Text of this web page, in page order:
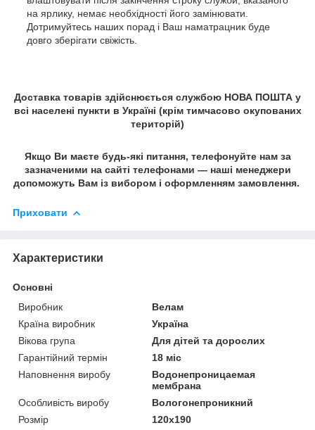
на ярлику, немає необхідності його замінювати.
Дотримуйтесь наших порад і Ваш наматрацник буде
довго зберігати свіжість.
Доставка товарів здійснюється службою НОВА ПОШТА у
всі населені пункти в Україні (крім тимчасово окупованих
територій)
Якщо Ви маєте будь-які питання, телефонуйте нам за
зазначеними на сайті телефонами — наші менеджери
допоможуть Вам із вибором і оформленням замовлення.
Приховати
Характеристики
Основні
Виробник
Велам
Країна виробник
Україна
Вікова група
Для дітей та дорослих
Гарантійний термін
18 міс
Наповнення виробу
Водонепроницаемая
мембрана
Особливість виробу
Вологонепроникний
Розмір
120x190